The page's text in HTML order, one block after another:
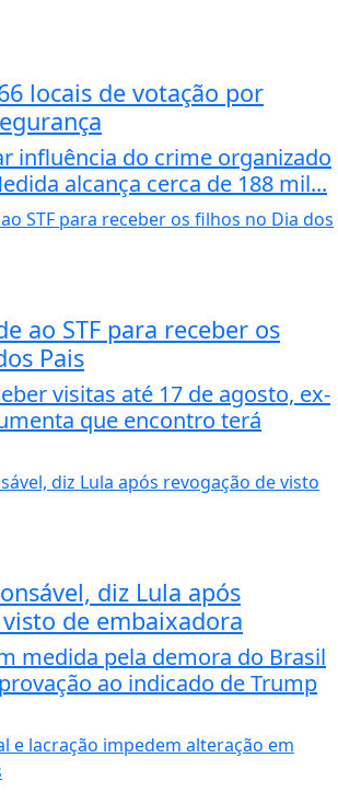
locais de votação por
influência do crime organizado
alcança cerca de 188 mil...
ao STF para receber os
Pais
visitas até 17 de agosto, ex-
que encontro terá
diz Lula após
de embaixadora
medida pela demora do Brasil
ao indicado de Trump